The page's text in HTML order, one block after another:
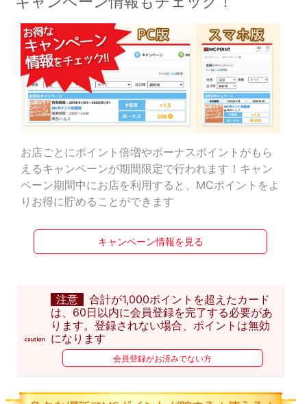
お店ごとにポイント倍増やボーナスポイントがもら
えるキャンペーンが期間限定で行われます！キャン
ペーン期間中にお店を利用すると、MCポイントをよ
りお得に貯めることができます
キャンペーン情報を見る
注意
合計が1,000ポイントを超えたカード
は、60日以内に会員登録を完了する必要があ
ります。登録されない場合、ポイントは無効
になります
会員登録がお済みでない方